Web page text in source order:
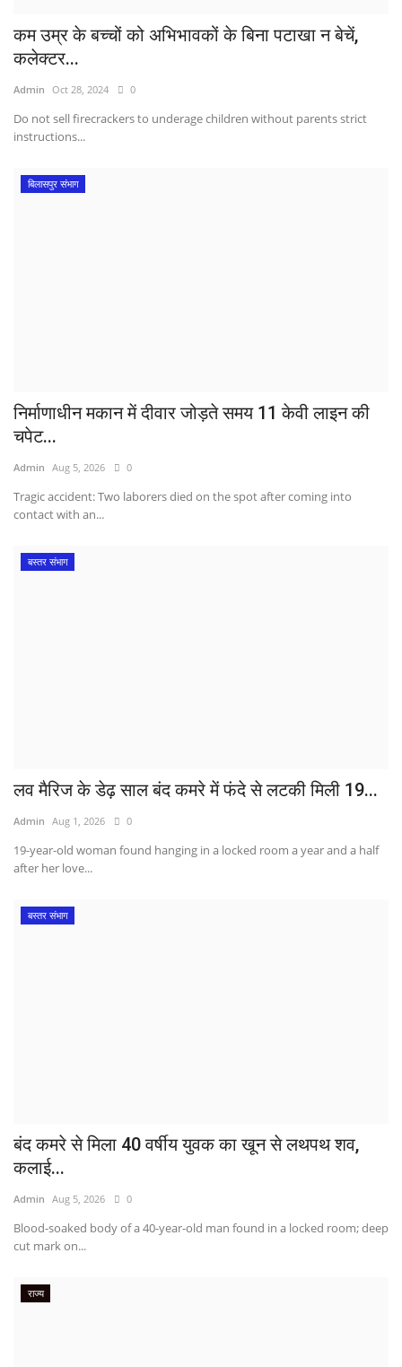
कम उम्र के बच्चों को अभिभावकों के बिना पटाखा न बेचें,
कलेक्टर...
Admin Oct 28, 2024 0
Do not sell firecrackers to underage children without parents strict
instructions...
बिलासपुर संभाग
निर्माणाधीन मकान में दीवार जोड़ते समय 11 केवी लाइन की
चपेट...
Admin Aug 5, 2026 0
Tragic accident: Two laborers died on the spot after coming into
contact with an...
बस्तर संभाग
लव मैरिज के डेढ़ साल बंद कमरे में फंदे से लटकी मिली 19...
Admin Aug 1, 2026 0
19-year-old woman found hanging in a locked room a year and a half
after her love...
बस्तर संभाग
बंद कमरे से मिला 40 वर्षीय युवक का खून से लथपथ शव,
कलाई...
Admin Aug 5, 2026 0
Blood-soaked body of a 40-year-old man found in a locked room; deep
cut mark on...
राज्य